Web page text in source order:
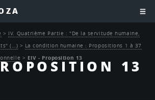
13
> IV. Quatrième Partie : "De la servitude humaine,
(…) > La condition humaine : Propositions 1 à 37
> EIV - Proposition 13